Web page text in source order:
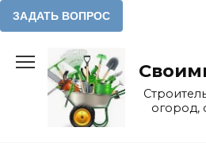
содержанию
огород,